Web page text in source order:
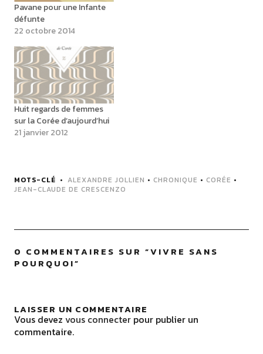
Pavane pour une Infante
défunte
22 octobre 2014
Huit regards de femmes
sur la Corée d’aujourd’hui
21 janvier 2012
MOTS-CLÉ ALEXANDRE JOLLIEN • CHRONIQUE • CORÉE •
JEAN-CLAUDE DE CRESCENZO
0 COMMENTAIRES SUR “VIVRE SANS
POURQUOI”
LAISSER UN COMMENTAIRE
Vous devez vous connecterpour publier un
commentaire.